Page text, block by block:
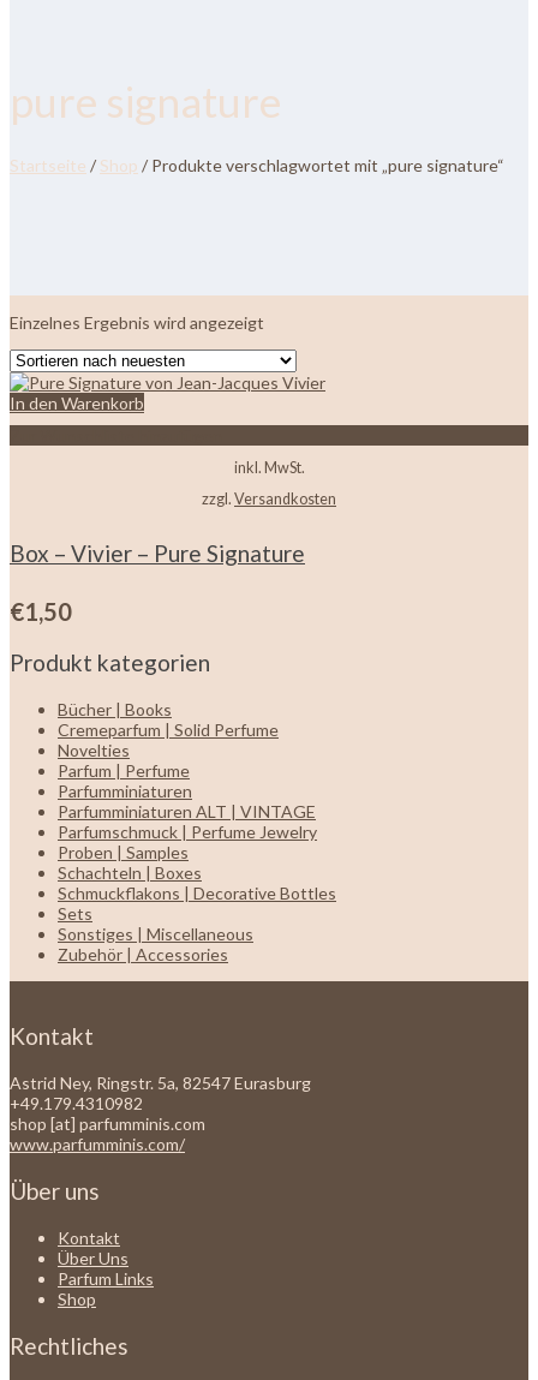
pure signature
Startseite / Shop / Produkte verschlagwortet mit „pure signature“
Einzelnes Ergebnis wird angezeigt
In den Warenkorb
inkl. MwSt.
zzgl. Versandkosten
Box – Vivier – Pure Signature
€1,50
Produkt kategorien
Bücher | Books
Cremeparfum | Solid Perfume
Novelties
Parfum | Perfume
Parfumminiaturen
Parfumminiaturen ALT | VINTAGE
Parfumschmuck | Perfume Jewelry
Proben | Samples
Schachteln | Boxes
Schmuckflakons | Decorative Bottles
Sets
Sonstiges | Miscellaneous
Zubehör | Accessories
Kontakt
Astrid Ney, Ringstr. 5a, 82547 Eurasburg
+49.179.4310982
shop [at] parfumminis.com
www.parfumminis.com/
Über uns
Kontakt
Über Uns
Parfum Links
Shop
Rechtliches